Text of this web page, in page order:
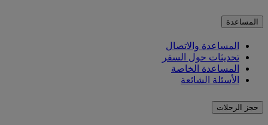
المساعدة
المساعدة والاتصال
تحديثات حول السفر
المساعدة الخاصة
الأسئلة الشائعة
حجز الرحلات